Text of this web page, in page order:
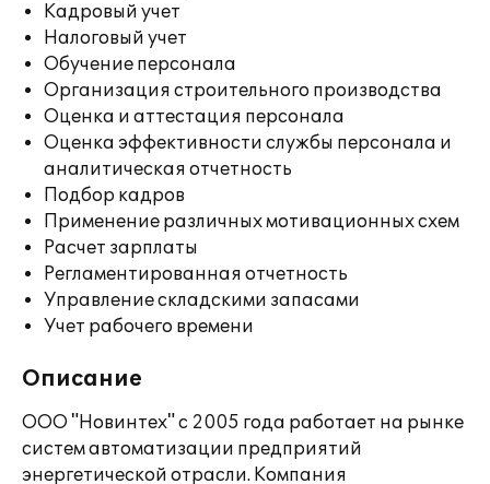
Кадровый учет
Налоговый учет
Обучение персонала
Организация строительного производства
Оценка и аттестация персонала
Оценка эффективности службы персонала и
аналитическая отчетность
Подбор кадров
Применение различных мотивационных схем
Расчет зарплаты
Регламентированная отчетность
Управление складскими запасами
Учет рабочего времени
Описание
ООО "Новинтех" с 2005 года работает на рынке
систем автоматизации предприятий
энергетической отрасли. Компания